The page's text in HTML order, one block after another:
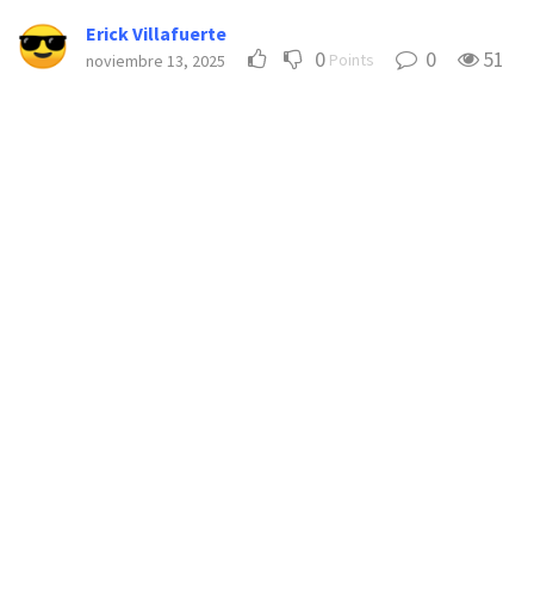
Erick Villafuerte
noviembre 13, 2025 0 Points 0 51